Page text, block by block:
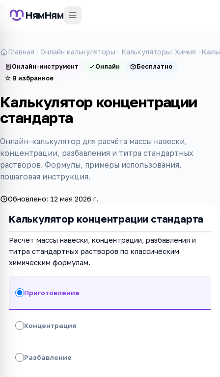
НямНям
Главная Онлайн калькуляторы Калькуляторы: Химия
Онлайн-инструмент Онлайн
Бесплатно
☆ В избранное
Калькулятор концентрации
стандарта
Онлайн-калькулятор для расчёта массы навески,
концентрации, разбавления и титра стандартных
растворов. Формулы, примеры использования,
пошаговая инструкция.
Обновлено: 12 мая 2026 г.
Калькулятор концентрации стандарта
Расчёт массы навески, концентрации, разбавления и
титра стандартных растворов по классическим
химическим формулам.
Приготовление
Концентрация
Разбавление